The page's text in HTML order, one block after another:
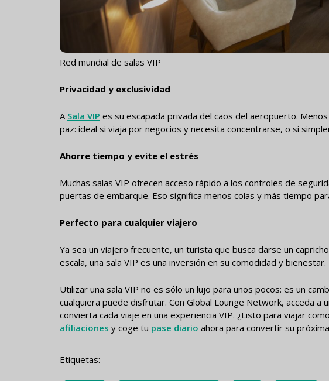
Red mundial de salas VIP
Privacidad y exclusividad
A Sala VIP es su escapada privada del caos del aeropuerto.
paz: ideal si viaja por negocios y necesita concentrarse, o si
Ahorre tiempo y evite el estrés
Muchas salas VIP ofrecen acceso rápido a los controles de
puertas de embarque. Eso significa menos colas y más tiempo
Perfecto para cualquier viajero
Ya sea un viajero frecuente, un turista que busca darse un
escala, una sala VIP es una inversión en su comodidad y bienestar.
Utilizar una sala VIP no es sólo un lujo para unos pocos: es un
cualquiera puede disfrutar. Con Global Lounge Network, acceda a
convierta cada viaje en una experiencia VIP. ¿Listo para viajar
afiliaciones y coge tu pase diario ahora para convertir su
Etiquetas: